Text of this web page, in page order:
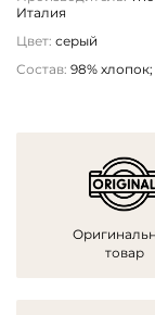
Италия
Цвет: серый
Состав: 98% хлопок;
товар